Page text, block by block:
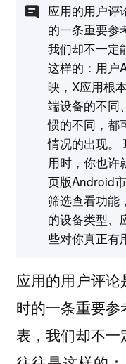
应用的用户评
的一条重要参
我们却不一定
这样的：用户
映，X应用根
端设备的不同
惯的不同，都
情况的出现。
用时，你也许
页版Android
筛选查看功能
的设备类型、
些对你真正有
应用的用户评
时的一条重要
表，我们却不